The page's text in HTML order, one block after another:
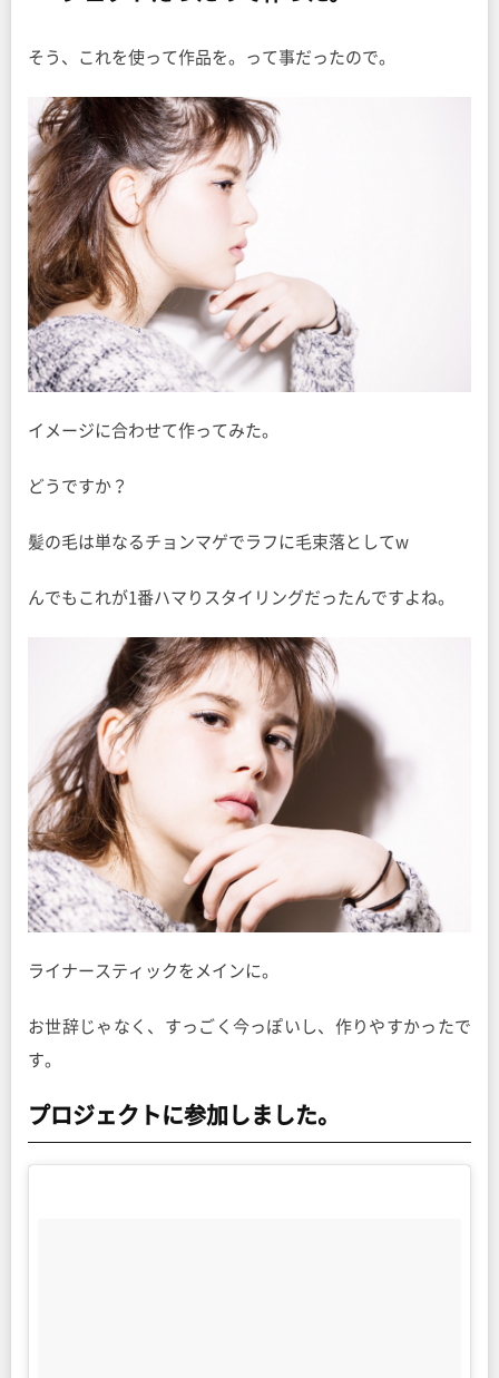
そう、これを使って作品を。って事だったので。
イメージに合わせて作ってみた。
どうですか？
髪の毛は単なるチョンマゲでラフに毛束落としてw
んでもこれが1番ハマりスタイリングだったんですよね。
ライナースティックをメインに。
お世辞じゃなく、すっごく今っぽいし、作りやすかったで
す。
プロジェクトに参加しました。